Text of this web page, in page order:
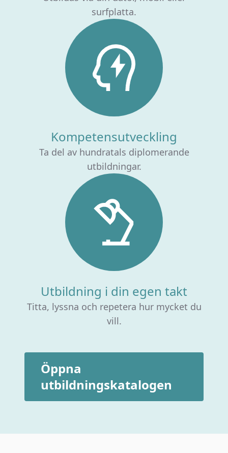
surfplatta.
Kompetensutveckling
Ta del av hundratals diplomerande
utbildningar.
Utbildning i din egen takt
Titta, lyssna och repetera hur mycket du
vill.
Öppna
utbildningskatalogen